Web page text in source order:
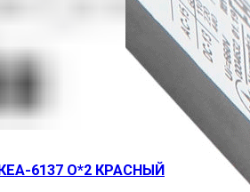
КЕА-6137 О*2 КРАСНЫЙ